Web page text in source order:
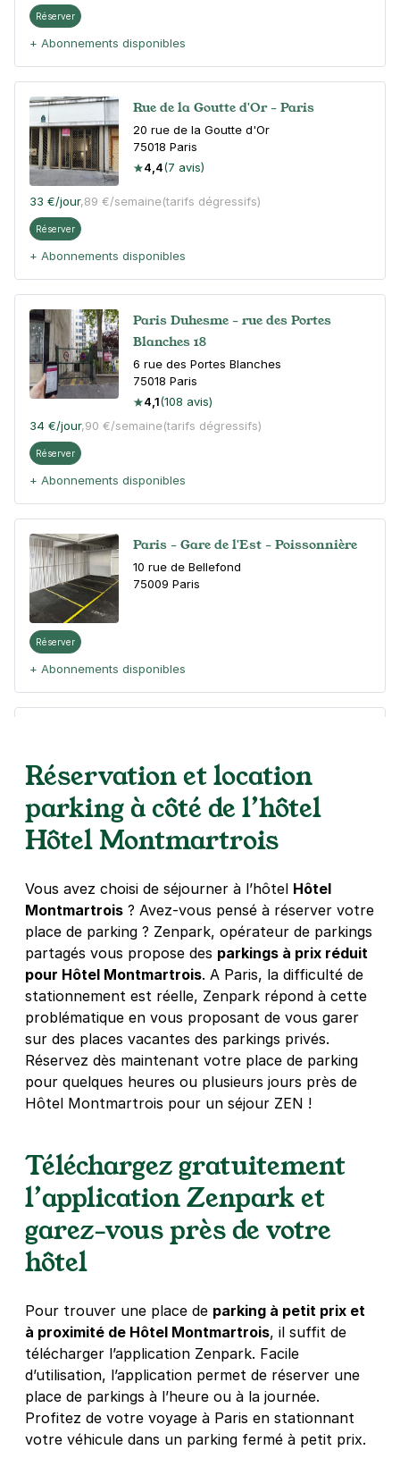
Réserver
+ Abonnements disponibles
Rue de la Goutte d'Or - Paris
20 rue de la Goutte d'Or
75018 Paris
4,4(7 avis)
33 €/jour,89 €/semaine(tarifs dégressifs)
Réserver
+ Abonnements disponibles
Paris Duhesme - rue des Portes
Blanches 18
6 rue des Portes Blanches
75018 Paris
4,1(108 avis)
34 €/jour,90 €/semaine(tarifs dégressifs)
Réserver
+ Abonnements disponibles
Paris - Gare de l'Est - Poissonnière
10 rue de Bellefond
75009 Paris
Réserver
+ Abonnements disponibles
75018Paris
(1373 avis)
5 € /heure,41 €/jour,
Paris - Châteaudun - Notre-Dame de
Lorette
45 rue Lafitte
75009Paris
4,4(468 avis)
+ Abonnements disponibles
Réservation et location
parking à côté de l’hôtel
Hôtel Montmartrois
Vous avez choisi de séjourner à l’hôtel Hôtel
Montmartrois ? Avez-vous pensé à réserver votre
place de parking ? Zenpark, opérateur de parkings
partagés vous propose des parkings à prix réduit
pour Hôtel Montmartrois. A Paris, la difficulté de
stationnement est réelle, Zenpark répond à cette
problématique en vous proposant de vous garer
sur des places vacantes des parkings privés.
Réservez dès maintenant votre place de parking
pour quelques heures ou plusieurs jours près de
Hôtel Montmartrois pour un séjour ZEN !
Téléchargez gratuitement
l’application Zenpark et
garez-vous près de votre
hôtel
Pour trouver une place de parking à petit prix et
à proximité de Hôtel Montmartrois, il suffit de
télécharger l’application Zenpark. Facile
d’utilisation, l’application permet de réserver une
place de parkings à l’heure ou à la journée.
Profitez de votre voyage à Paris en stationnant
votre véhicule dans un parking fermé à petit prix.